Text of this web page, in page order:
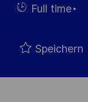
Veröffentlichung
Einstellunngstyp
Full time
Speichern